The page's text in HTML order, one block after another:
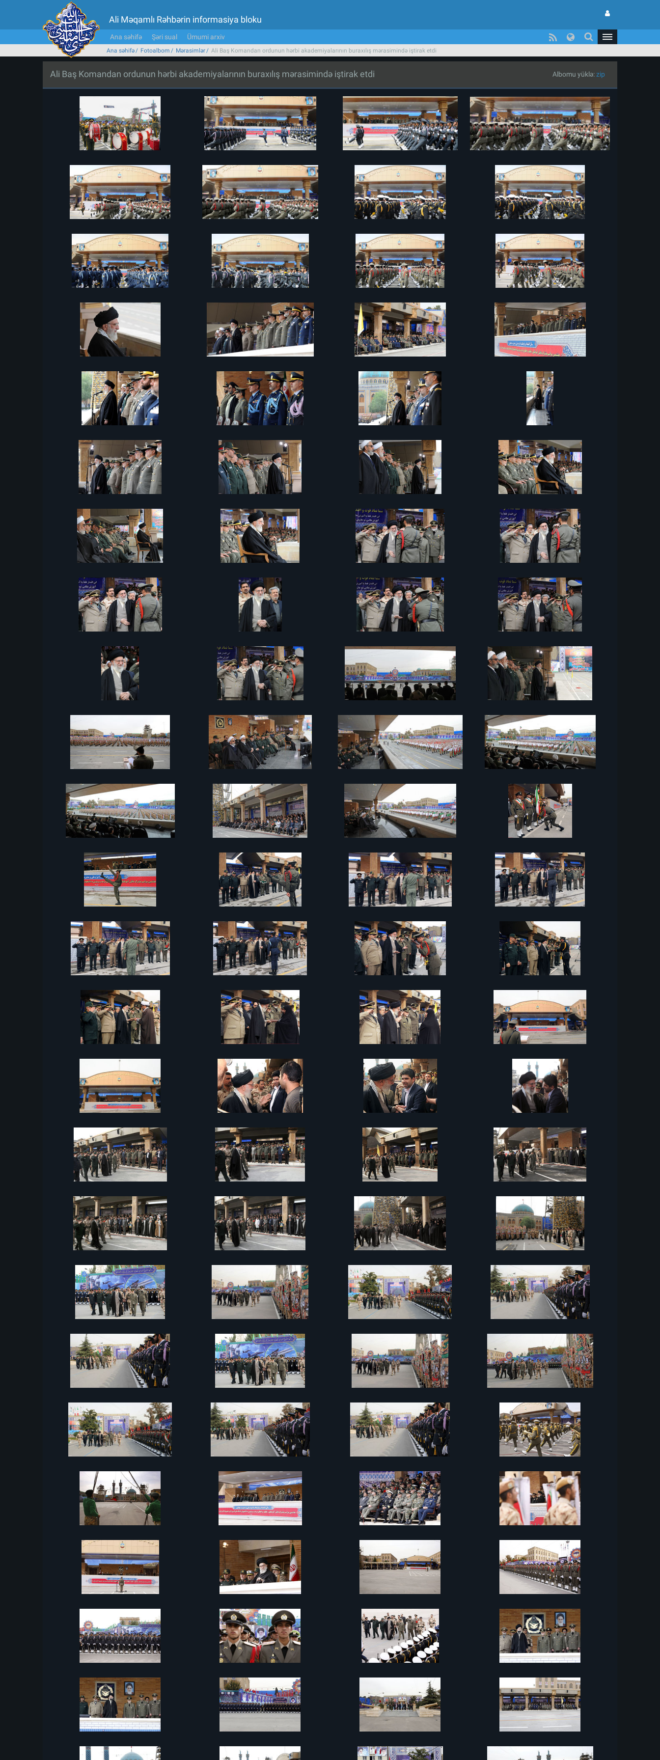
Ali Məqamlı Rəhbərin informasiya bloku
Ana səhifə Şəri sual Ümumi arxiv
Ana səhifə Fotoalbom Mərasimlər Ali Baş Komandan ordunun hərbi akademiyalarının buraxılış mərasimində iştirak etdi
Ali Baş Komandan ordunun hərbi akademiyalarının buraxılış mərasimində iştirak etdi Albomu yüklə:zip